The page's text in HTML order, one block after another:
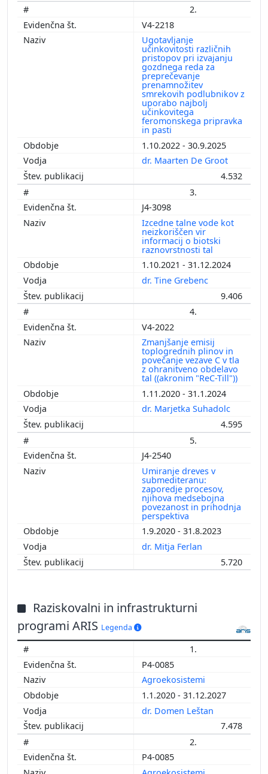
2.
V4-2218
Ugotavljanje
učinkovitosti različnih
pristopov pri izvajanju
gozdnega reda za
preprečevanje
prenamnožitev
smrekovih podlubnikov z
uporabo najbolj
učinkovitega
feromonskega pripravka
in pasti
1.10.2022 - 30.9.2025
dr. Maarten De Groot
4.532
3.
J4-3098
Izcedne talne vode kot
neizkoriščen vir
informacij o biotski
raznovrstnosti tal
1.10.2021 - 31.12.2024
dr. Tine Grebenc
9.406
4.
V4-2022
Zmanjšanje emisij
toplogrednih plinov in
povečanje vezave C v tla
z ohranitveno obdelavo
tal ((akronim "ReC-Till"))
1.11.2020 - 31.1.2024
dr. Marjetka Suhadolc
4.595
5.
J4-2540
Umiranje dreves v
submediteranu:
zaporedje procesov,
njihova medsebojna
povezanost in prihodnja
perspektiva
1.9.2020 - 31.8.2023
dr. Mitja Ferlan
5.720
Raziskovalni in infrastrukturni
programi ARIS Legenda
1.
P4-0085
Agroekosistemi
1.1.2020 - 31.12.2027
dr. Domen Leštan
7.478
2.
P4-0085